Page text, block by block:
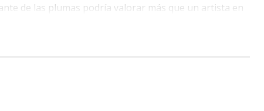
de las plumas podría valorar más que un artista en
añadir que entre los colores que están disponibles en